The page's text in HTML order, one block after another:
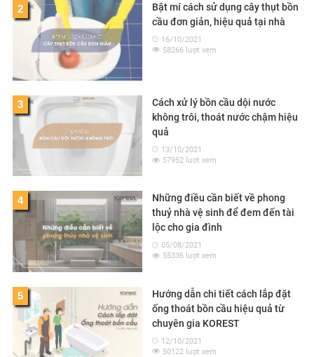
2
Bật mí cách sử dụng cây thụt bồn
cầu đơn giản, hiệu quả tại nhà
16/10/2021
58266 lượt xem
3
Cách xử lý bồn cầu dội nước
không trôi, thoát nước chậm hiệu
quả
13/10/2021
57952 lượt xem
4
Những điều cần biết về phong
thuỷ nhà vệ sinh để đem đến tài
lộc cho gia đình
05/08/2021
55336 lượt xem
5
Hướng dẫn chi tiết cách lắp đặt
ống thoát bồn cầu hiệu quả từ
chuyên gia KOREST
12/10/2021
50122 lượt xem